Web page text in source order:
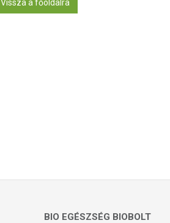
Vissza a főoldalra
BIO EGÉSZSÉG BIOBOLT